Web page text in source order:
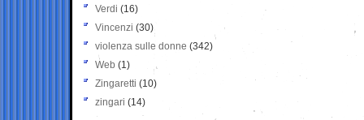
Verdi (16)
Vincenzi (30)
violenza sulle donne (342)
Web (1)
Zingaretti (10)
zingari (14)